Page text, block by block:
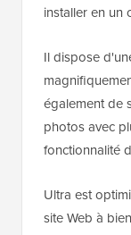
installer en un
Il dispose
également de
photos avec
fonctionnalité
Ultra est
site Web à